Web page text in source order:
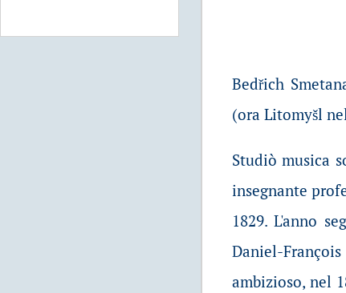
Bedřich
(ora Litomyšl
Studiò musica
insegnante
1829. L'anno
Daniel-
ambizioso, nel